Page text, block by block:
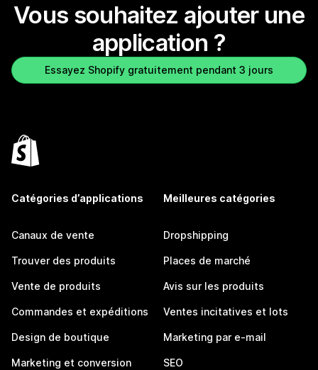
Vous souhaitez ajouter une
application ?
Essayez Shopify gratuitement pendant 3 jours
Catégories d’applications
Canaux de vente
Trouver des produits
Vente de produits
Commandes et expéditions
Design de boutique
Marketing et conversion
Meilleures catégories
Dropshipping
Places de marché
Avis sur les produits
Ventes incitatives et lots
Marketing par e-mail
SEO